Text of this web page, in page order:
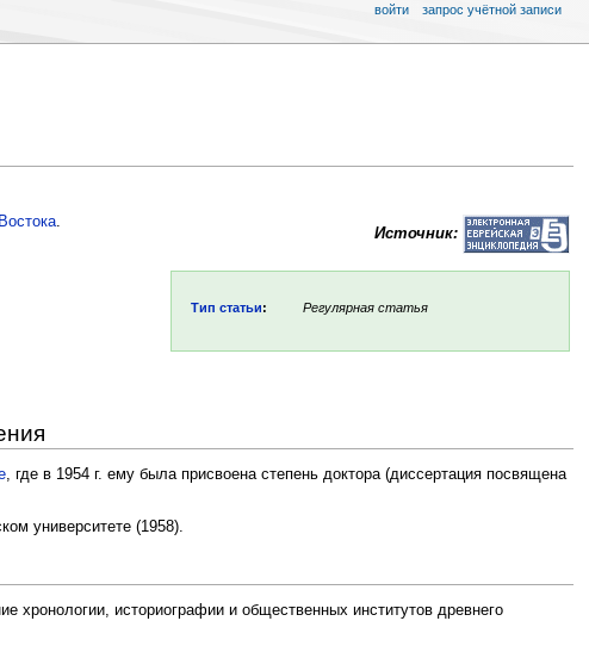
Источник:
Тип статьи: Регулярная статья
.
, где в 1954 г. ему была присвоена степень доктора (диссертация посвящена
университете (1958).
историографии и общественных институтов древнего
войти запрос учётной записи